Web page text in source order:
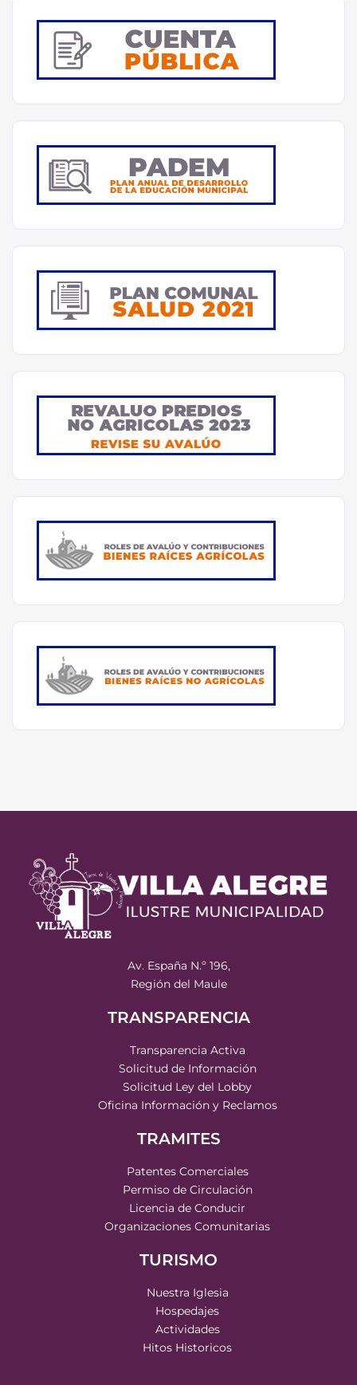
Av. España N.º 196,
Región del Maule
TRANSPARENCIA
Transparencia Activa
Solicitud de Información
Solicitud Ley del Lobby
Oficina Información y Reclamos
TRAMITES
Patentes Comerciales
Permiso de Circulación
Licencia de Conducir
Organizaciones Comunitarias
TURISMO
Nuestra Iglesia
Hospedajes
Actividades
Hitos Historicos